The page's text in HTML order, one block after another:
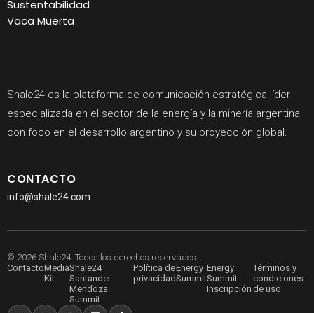
Sustentabilidad
Vaca Muerta
Shale24 es la plataforma de comunicación estratégica líder
especializada en el sector de la energía y la minería argentina,
con foco en el desarrollo argentino y su proyección global.
CONTACTO
info@shale24.com
© 2026 Shale24. Todos los derechos reservados.
ContactoMedia
Kit
Shale24
Santander
Mendoza
Summit
Política de
privacidad
Energy
Summit
Energy
Summit
Inscripción
Términos y
condiciones
de uso